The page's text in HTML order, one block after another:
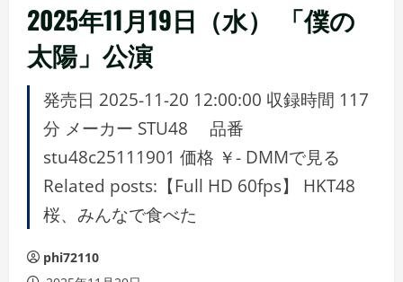
2025年11月19日（水） 「僕の
太陽」公演
発売日 2025-11-20 12:00:00 収録時間 117
分 メーカー STU48 品番
stu48c25111901 価格 ￥- DMMで見る
Related posts:【Full HD 60fps】 HKT48
桜、みんなで食べた
phi72110